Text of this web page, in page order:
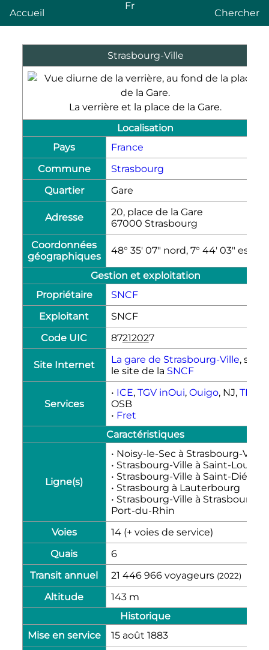
Accueil
Fr
Chercher
Strasbourg-Ville
La verrière et la place de la Gare.
Localisation
Pays
France
Commune
Strasbourg
Quartier
Gare
Adresse
20, place de la Gare
67000 Strasbourg
Coordonnées
géographiques
48° 35′ 07″ nord, 7° 44′ 03″ est
Gestion et exploitation
Propriétaire
SNCF
Exploitant
SNCF
Code UIC
87212027
Site Internet La gare de Strasbourg-Ville, sur
le site de la SNCF
Services
• ICE, TGV inOui, Ouigo, NJ, TER
OSB
• Fret
Caractéristiques
Ligne(s)
• Noisy-le-Sec à Strasbourg-Ville
• Strasbourg-Ville à Saint-Louis
• Strasbourg-Ville à Saint-Dié
• Strasbourg à Lauterbourg
• Strasbourg-Ville à Strasbourg-
Port-du-Rhin
Voies
14 (+ voies de service)
Quais
6
Transit annuel
21 446 966 voyageurs (2022)
Altitude 143 m
Historique
Mise en service
15 août 1883